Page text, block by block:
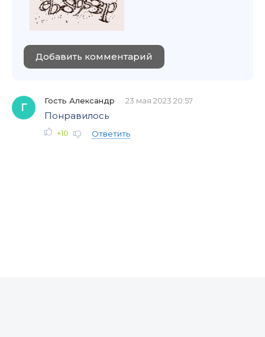
Добавить комментарий
Г
Гость Александр 23 мая 2023 20:57
Понравилось
+10 Ответить